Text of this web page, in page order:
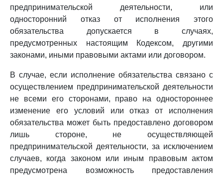
предпринимательской деятельности, или
односторонний отказ от исполнения этого
обязательства допускается в случаях,
предусмотренных настоящим Кодексом, другими
законами, иными правовыми актами или договором.
В случае, если исполнение обязательства связано с
осуществлением предпринимательской деятельности
не всеми его сторонами, право на одностороннее
изменение его условий или отказ от исполнения
обязательства может быть предоставлено договором
лишь стороне, не осуществляющей
предпринимательской деятельности, за исключением
случаев, когда законом или иным правовым актом
предусмотрена возможность предоставления